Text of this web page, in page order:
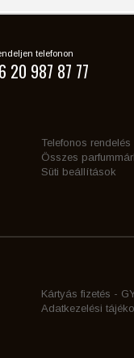
telefonon
20 987 87 77
Telefonos rendelés
Összes
Süti beállítások
Kártyás fizetés -
Adatkezelési